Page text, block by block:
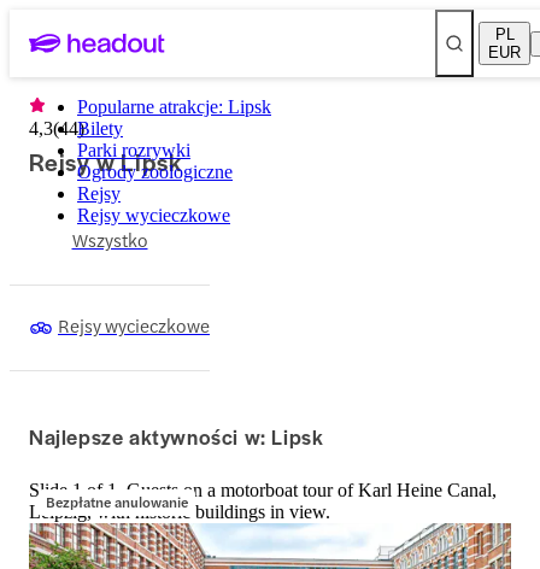
PL
EUR
Popularne atrakcje: Lipsk
Bilety
Parki rozrywki
Ogrody zoologiczne
Rejsy
Rejsy wycieczkowe
4,3(44)
Rejsy w Lipsk
Wszystko
Rejsy wycieczkowe
Najlepsze aktywności w: Lipsk
Bezpłatne anulowanie
Slide 1 of 1, Guests on a motorboat tour of Karl Heine Canal,
Leipzig, with historic buildings in view.